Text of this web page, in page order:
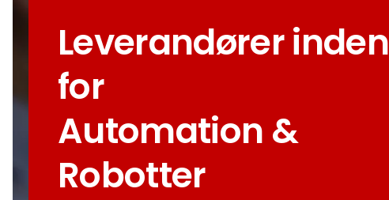
Leverandører inden
for
Automation &
Robotter